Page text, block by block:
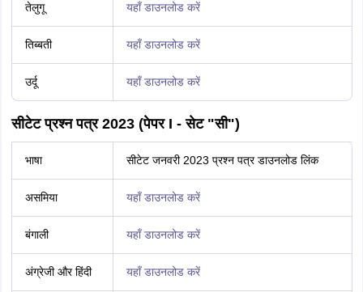
तेलुगू यहाँ डाउनलोड करें
तिब्बती यहाँ डाउनलोड करें
उर्दू यहाँ डाउनलोड करें
सीटेट प्रश्न पत्र 2023 (पेपर I - सेट "सी")
भाषा सीटेट जनवरी 2023 प्रश्न पत्र डाउनलोड लिंक
असमिया यहाँ डाउनलोड करें
बंगाली यहाँ डाउनलोड करें
अंग्रेजी और हिंदी यहाँ डाउनलोड करें